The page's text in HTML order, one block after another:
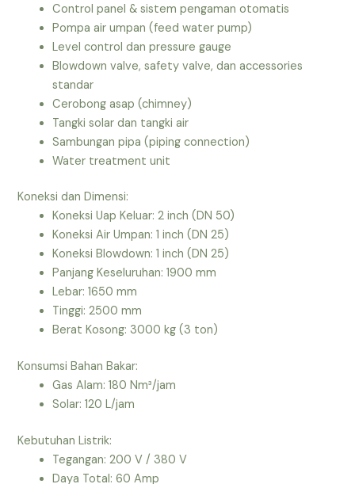
Control panel & sistem pengaman otomatis
Pompa air umpan (feed water pump)
Level control dan pressure gauge
Blowdown valve, safety valve, dan accessories
standar
Cerobong asap (chimney)
Tangki solar dan tangki air
Sambungan pipa (piping connection)
Water treatment unit
Koneksi dan Dimensi:
Koneksi Uap Keluar: 2 inch (DN 50)
Koneksi Air Umpan: 1 inch (DN 25)
Koneksi Blowdown: 1 inch (DN 25)
Panjang Keseluruhan: 1900 mm
Lebar: 1650 mm
Tinggi: 2500 mm
Berat Kosong: 3000 kg (3 ton)
Konsumsi Bahan Bakar:
Gas Alam: 180 Nm³/jam
Solar: 120 L/jam
Kebutuhan Listrik:
Tegangan: 200 V / 380 V
Daya Total: 60 Amp